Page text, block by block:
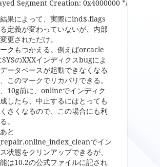
Segment Creation: 0x4000000 */
果によって、実際にind$.flags
定義が変わっていないが、内部
更されただけ。
クもつかえる。例えばorcacle
のXXXインディクスbugによ
ータベースが起動できなくなる
このマークでリカバリできる。
10g前に、onlineでインディク
したら、中止するにはとっても
さくなるので、この場合にも利
。
と
でイン
状態をクリンアップできるが、
は10.2の公式ファイルに記され